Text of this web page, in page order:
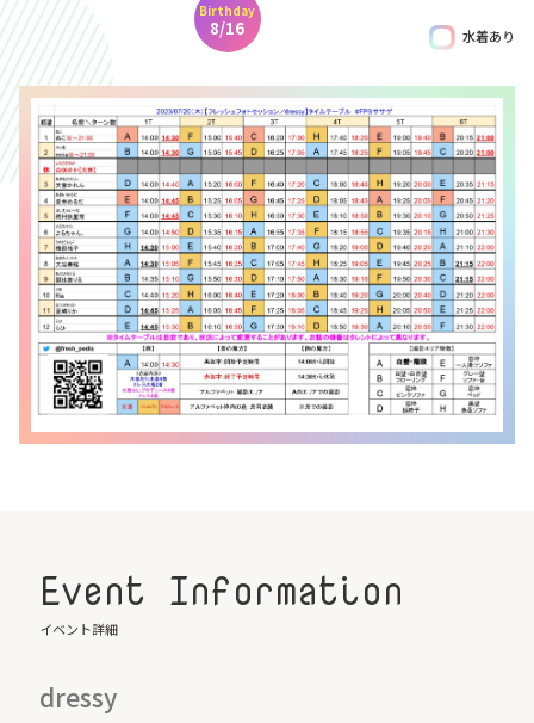
Birthday
8/16 水着あり
Event Information
イベント詳細
dressy